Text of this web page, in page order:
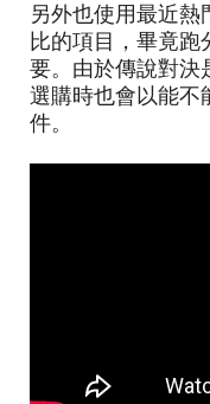
另外也使用最近
比的項目，畢竟跑
要。由於傳說對決
選購時也會以能不
件。